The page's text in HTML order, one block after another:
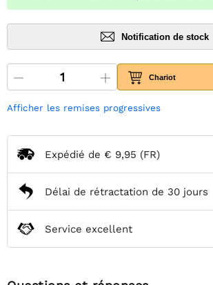
Notification de stock
Chariot
Afficher les remises progressives
Expédié de € 9,95 (FR)
Délai de rétractation de 30 jours
Service excellent